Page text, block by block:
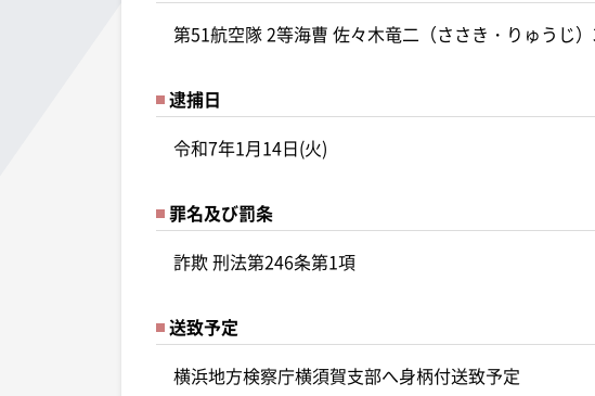
第51航空隊 2等海曹 佐々木竜二（ささき・りゅうじ
逮捕日
令和7年1月14日(火)
罪名及び罰条
詐欺 刑法第246条第1項
送致予定
横浜地方検察庁横須賀支部へ身柄付送致予定